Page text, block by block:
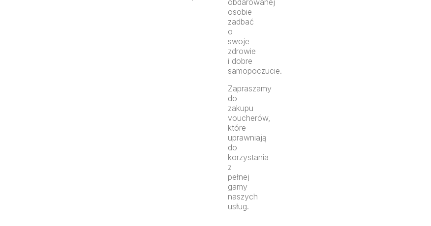
osobie
zadbać
o
swoje
zdrowie
i dobre
samopoczucie.
Zapraszamy
do
zakupu
voucherów,
które
uprawniają
do
korzystania
z
pełnej
gamy
naszych
usług.